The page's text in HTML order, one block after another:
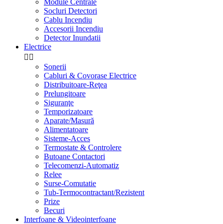
Socluri Detectori
Cablu Incendiu
Accesorii Incendiu
Detector Inundatii
Electrice
 
Sonerii
Cabluri & Covorase Electrice
Distribuitoare-Reţea
Prelungitoare
Siguranţe
Temporizatoare
Aparate/Masură
Alimentatoare
Sisteme-Acces
Termostate & Controlere
Butoane Contactori
Telecomenzi-Automatiz
Relee
Surse-Comutatie
Tub-Termocontractant/Rezistent
Prize
Becuri
Interfoane & Videointerfoane